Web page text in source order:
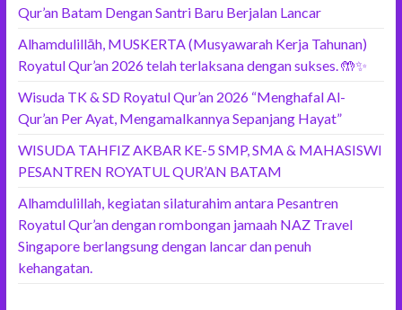
Qur’an Batam Dengan Santri Baru Berjalan Lancar
Alhamdulillāh, MUSKERTA (Musyawarah Kerja Tahunan)
Royatul Qur’an 2026 telah terlaksana dengan sukses. 🤲✨
Wisuda TK & SD Royatul Qur’an 2026 “Menghafal Al-
Qur’an Per Ayat, Mengamalkannya Sepanjang Hayat”
WISUDA TAHFIZ AKBAR KE-5 SMP, SMA & MAHASISWI
PESANTREN ROYATUL QUR’AN BATAM
Alhamdulillah, kegiatan silaturahim antara Pesantren
Royatul Qur’an dengan rombongan jamaah NAZ Travel
Singapore berlangsung dengan lancar dan penuh
kehangatan.